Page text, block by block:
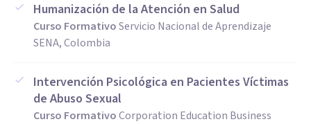
Humanización de la Atención en Salud
Curso FormativoServicio Nacional de Aprendizaje
SENA, Colombia
Intervención Psicológica en Pacientes Víctimas
de Abuso Sexual
Curso FormativoCorporation Education Business